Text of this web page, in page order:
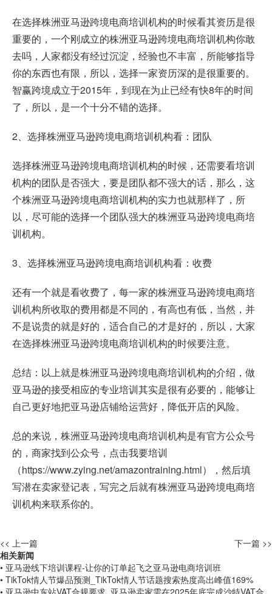
在选择株洲亚马逊跨境电商培训机构的时候看其资历是很
重要的，一个刚成立的株洲亚马逊跨境电商培训机构你敢
去吗，人家都没有经过沉淀，经验也不丰富，所能够指导
你的东西也有限，所以，选择一家资历深的是很重要的。
智赢跨境成立于2015年，到现在为止已经有快8年的时间
了，所以，是一个十分不错的选择。
2、选择株洲亚马逊跨境电商培训机构看：团队
选择株洲亚马逊跨境电商培训机构的时候，还需要看培训
机构的团队是否强大，要是团队都不强大的话，那么，这
个株洲亚马逊跨境电商培训机构的实力也就那样了，所
以，尽可能的选择一个团队强大的株洲亚马逊跨境电商培
训机构。
3、选择株洲亚马逊跨境电商培训机构看：收费
还有一个就是看收费了，每一家的株洲亚马逊跨境电商培
训机构所收取的费用都是不同的，有高也有低，当然，并
不是说贵的就是好的，适合自己的才是好的，所以，大家
在选择株洲亚马逊跨境电商培训机构的时候要注意。
总结：以上就是株洲亚马逊跨境电商培训机构的介绍，做
亚马逊的接受相应的专业培训其实是很有必要的，能够让
自己更好地把亚马逊店铺给运营好，降低开店的风险。
总的来说，株洲亚马逊跨境电商培训机构是有官方公众号
的，商家找到公众号，点击我要培训
（https://www.zying.net/amazontraining.html），然后填
写潜在卖家登记表，写完之后就有株洲亚马逊跨境电商培
训机构来联系你的。
<< 上一篇
下一篇 >>
相关新闻
• 亚马逊线下培训课程-让你的订单起飞之亚马逊电商培训班
• TikTok情人节爆品预测_TikTok情人节话题搜索热度高出峰值169%